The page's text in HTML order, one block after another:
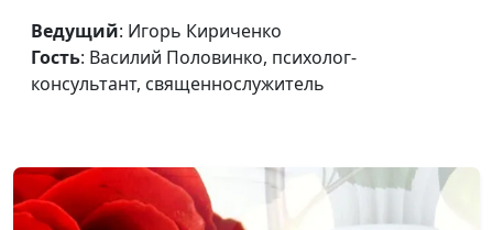
Ведущий: Игорь Кириченко
Гость: Василий Половинко, психолог-
консультант, священнослужитель